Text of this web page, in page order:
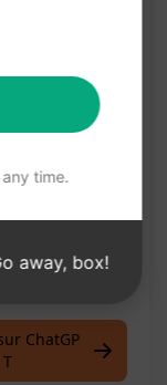
sur
ChatGP
T
time.
away, box!